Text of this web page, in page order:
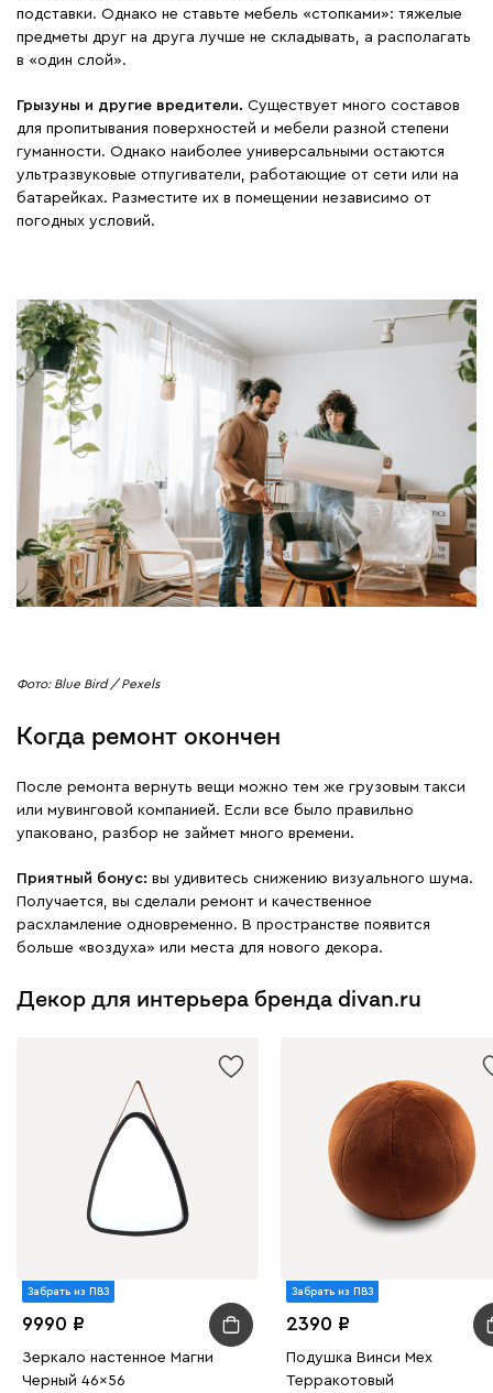
подставки. Однако не ставьте мебель «стопками»: тяжелые
предметы друг на друга лучше не складывать, а располагать
в «один слой».
Грызуны и другие вредители. Существует много составов
для пропитывания поверхностей и мебели разной степени
гуманности. Однако наиболее универсальными остаются
ультразвуковые отпугиватели, работающие от сети или на
батарейках. Разместите их в помещении независимо от
погодных условий.
Фото: Blue Bird / Pexels
Когда ремонт окончен
​​После ремонта вернуть вещи можно тем же грузовым такси
или мувинговой компанией. Если все было правильно
упаковано, разбор не займет много времени.
Приятный бонус: вы удивитесь снижению визуального шума.
Получается, вы сделали ремонт и качественное
расхламление одновременно. В пространстве появится
больше «воздуха» или места для нового декора.
Декор для интерьера бренда divan.ru
Забрать из ПВЗ
9990
Зеркало настенное Магни
Черный 46x56
Забрать из ПВЗ
2390
Подушка Винси Мех
Терракотовый